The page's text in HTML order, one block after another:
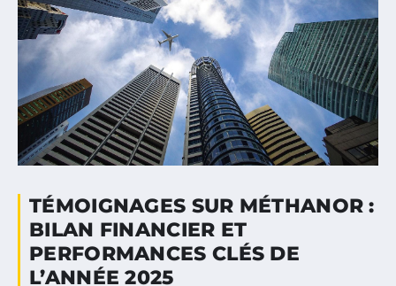
TÉMOIGNAGES SUR MÉTHANOR :
BILAN FINANCIER ET
PERFORMANCES CLÉS DE
L’ANNÉE 2025